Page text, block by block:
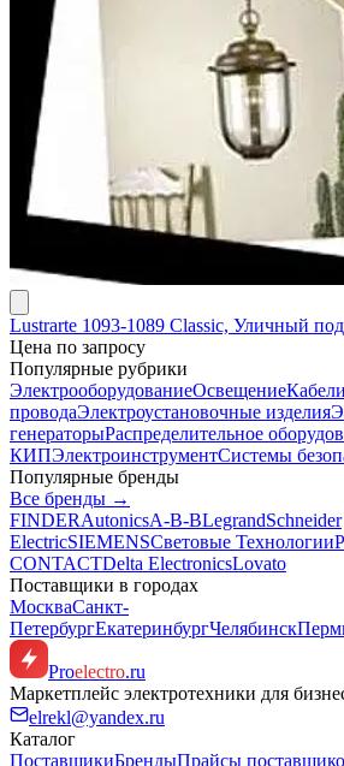
Lustrarte 1093-1089 Classic, Уличный
Цена по запросу
Популярные рубрики
ЭлектрооборудованиеОсвещение
проводаЭлектроустановочные изделия
генераторыРаспределительное
КИПЭлектроинструментСистемы
Популярные бренды
Все бренды →
FINDERAutonicsA-B-BLegrandSchneider
ElectricSIEMENSСветовые Технологии
CONTACTDelta ElectronicsLovato
Поставщики в городах
МоскваСанкт-
ПетербургЕкатеринбургЧелябинск
Proelectro.ru
Маркетплейс электротехники для
elrekl@yandex.ru
Каталог
ПоставщикиБрендыПрайсы